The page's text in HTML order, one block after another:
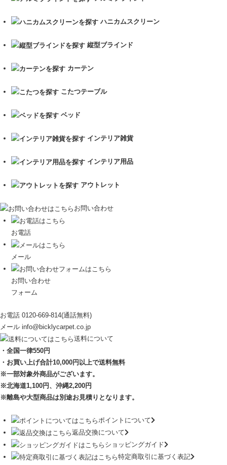
ハニカムスクリーン
縦型ブラインド
カーテン
こたつテーブル
ベッド
インテリア雑貨
インテリア用品
アウトレット
お問い合わせ
お電話
メール
お問い合わせ
フォーム
お電話 0120-669-814(通話無料)
メール info@bicklycarpet.co.jp
送料について
・全国一律550円
・お買い上げ合計10,000円 以上で送料無料
※一部対象外商品がございます。
※北海道1,100円、沖縄2,200円
※離島や大型商品は別途お見積りとなります。
ポイントについて
返品交換について
ショッピングガイド
特定商取引に基づく表記